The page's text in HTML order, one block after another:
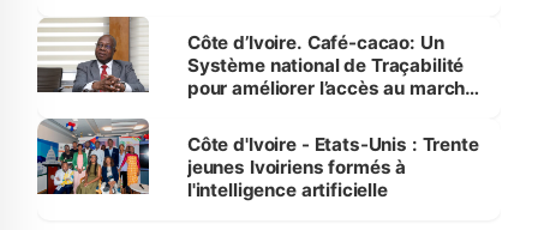
Côte d’Ivoire. Café-cacao: Un
Système national de Traçabilité
pour améliorer l’accès au marché
Côte d'Ivoire - Etats-Unis : Trente
jeunes Ivoiriens formés à
l'intelligence artificielle